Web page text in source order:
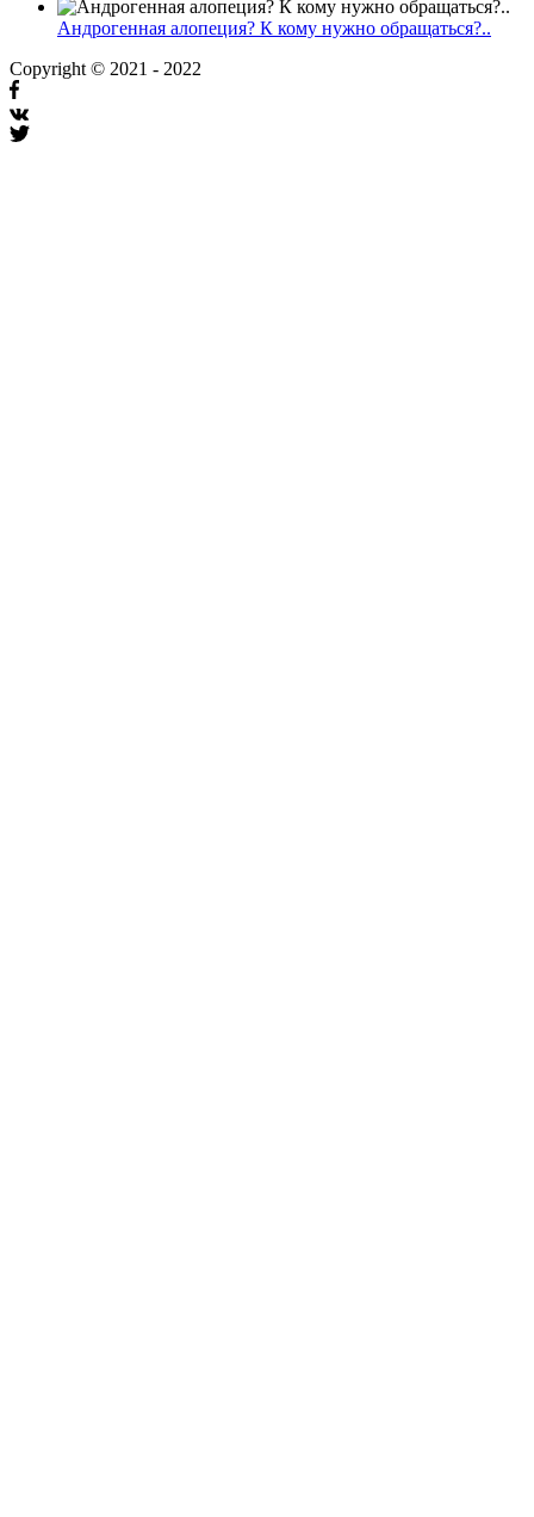
Андрогенная алопеция? К кому нужно обращаться?..
Copyright © 2021 - 2022